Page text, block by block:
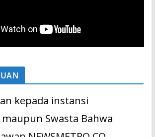
kepada instansi
Swasta Bahwa